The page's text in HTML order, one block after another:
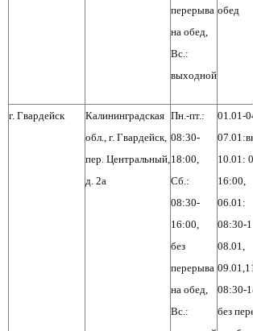
перерыва
на обед,
Вс.:
выходной
обед
г. Гвардейск
Калининградская
обл., г. Гвардейск,
пер. Центральный,
д. 2а
Пн.-пт.:
08:30-
18:00,
Сб.:
08:30-
16:00,
без
перерыва
на обед,
Вс.:
01.01-
10.01:
16:00,
06.01:
08:30-
08.01,
08:30-
без